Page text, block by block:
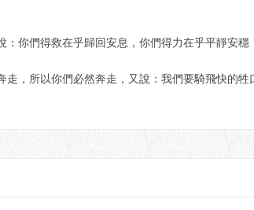
：你們得救在乎歸回安息，你們得力在乎平靜安穩
走，所以你們必然奔走，又說：我們要騎飛快的牲